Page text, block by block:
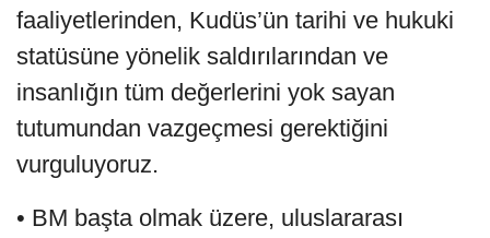
faaliyetlerinden, Kudüs’ün tarihi ve hukuki
statüsüne yönelik saldırılarından ve
insanlığın tüm değerlerini yok sayan
tutumundan vazgeçmesi gerektiğini
vurguluyoruz.
• BM başta olmak üzere, uluslararası